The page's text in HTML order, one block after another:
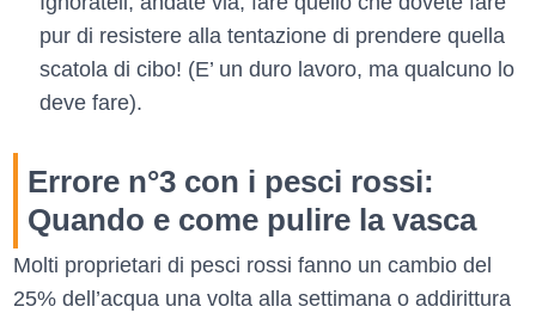
pur di resistere alla tentazione di prendere quella
scatola di cibo! (E’ un duro lavoro, ma qualcuno lo
deve fare).
Errore n°3 con i pesci rossi:
Quando e come pulire la vasca
Molti proprietari di pesci rossi fanno un cambio del
25% dell’acqua una volta alla settimana o addirittura